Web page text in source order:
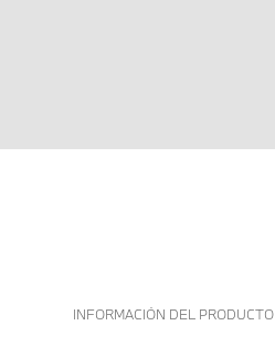
INFORMACIÓN DEL PRODUCTO